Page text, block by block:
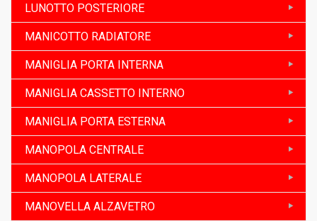
LUNOTTO POSTERIORE
MANICOTTO RADIATORE
MANIGLIA PORTA INTERNA
MANIGLIA CASSETTO INTERNO
MANIGLIA PORTA ESTERNA
MANOPOLA CENTRALE
MANOPOLA LATERALE
MANOVELLA ALZAVETRO